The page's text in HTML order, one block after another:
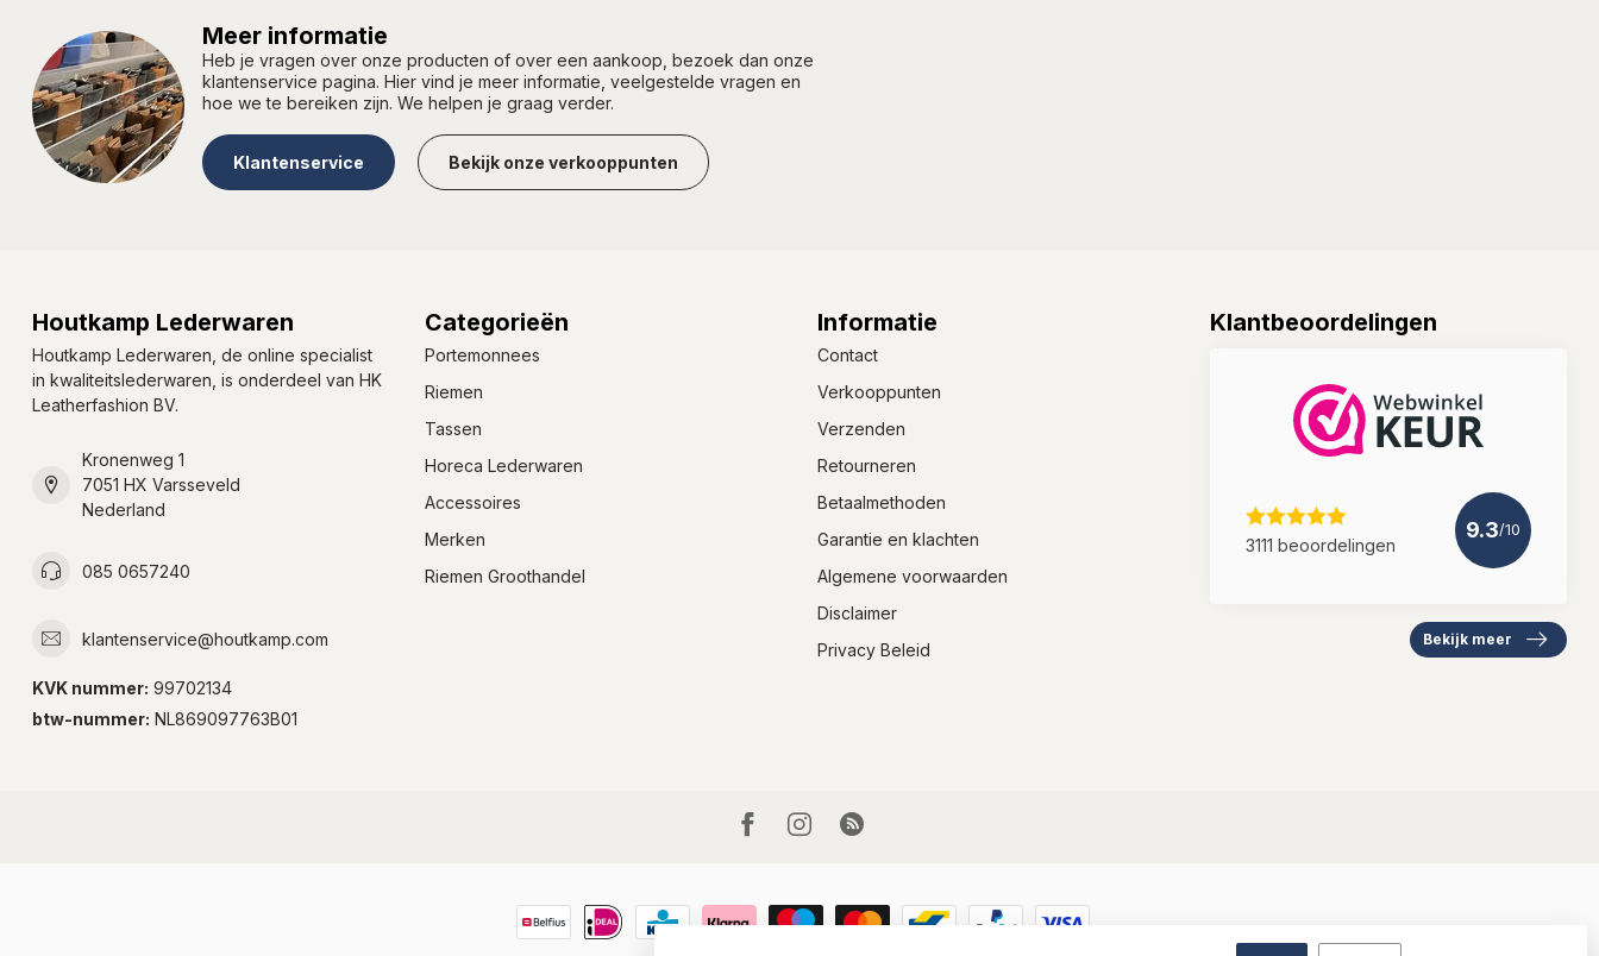
Meer informatie
Heb je vragen over onze producten of over een aankoop, bezoek dan onze
klantenservice pagina. Hier vind je meer informatie, veelgestelde vragen en
hoe we te bereiken zijn. We helpen je graag verder.
Klantenservice Bekijk onze verkooppunten
Houtkamp Lederwaren
Houtkamp Lederwaren, de online specialist
in kwaliteitslederwaren, is onderdeel van HK
Leatherfashion BV.
Kronenweg 1
7051 HX Varsseveld
Nederland
085 0657240
klantenservice@houtkamp.com
KVK nummer: 99702134
btw-nummer: NL869097763B01
Categorieën
Portemonnees
Riemen
Tassen
Horeca Lederwaren
Accessoires
Merken
Riemen Groothandel
Informatie
Contact
Verkooppunten
Verzenden
Retourneren
Betaalmethoden
Garantie en klachten
Algemene voorwaarden
Disclaimer
Privacy Beleid
Klantbeoordelingen
3111 beoordelingen
9.3/10
Bekijk meer